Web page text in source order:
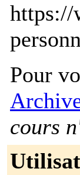
https://
Pour
cours